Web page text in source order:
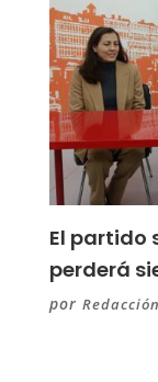
El partido
perderá
por Redacción